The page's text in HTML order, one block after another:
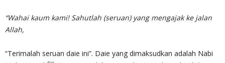
“Wahai kaum kami! Sahutlah (seruan) yang mengajak ke jalan
Allah,
“Terimalah seruan daie ini”. Daie yang dimaksudkan adalah Nabi